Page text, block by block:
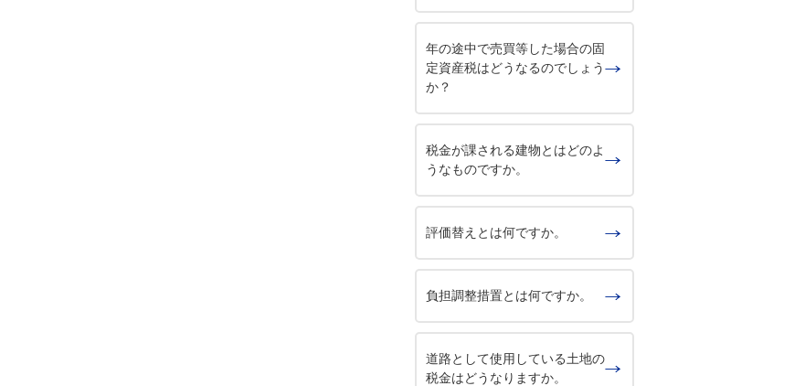
年の途中で売買等した場合の固
定資産税はどうなるのでしょう
か？
税金が課される建物とはどのよ
うなものですか。
評価替えとは何ですか。
負担調整措置とは何ですか。
道路として使用している土地の
税金はどうなりますか。